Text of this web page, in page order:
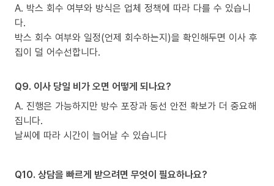
A. 박스 회수 여부와 방식은 업체 정책에 따라 다를 수 있습니
다.
박스 회수 여부와 일정(언제 회수하는지)을 확인해두면 이사 후
집이 덜 어수선합니다.
Q9. 이사 당일 비가 오면 어떻게 되나요?
A. 진행은 가능하지만 방수 포장과 동선 안전 확보가 더 중요해
집니다.
날씨에 따라 시간이 늘어날 수 있습니다
Q10. 상담을 빠르게 받으려면 무엇이 필요하나요?